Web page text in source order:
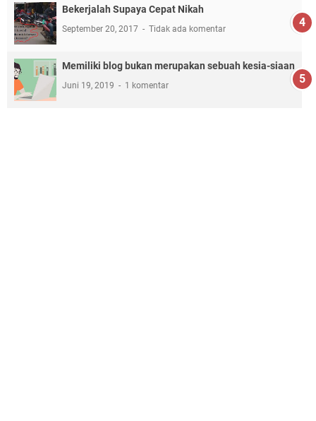
Bekerjalah Supaya Cepat Nikah
September 20, 2017 Tidak ada komentar
Memiliki blog bukan merupakan sebuah kesia-siaan
Juni 19, 2019 1 komentar